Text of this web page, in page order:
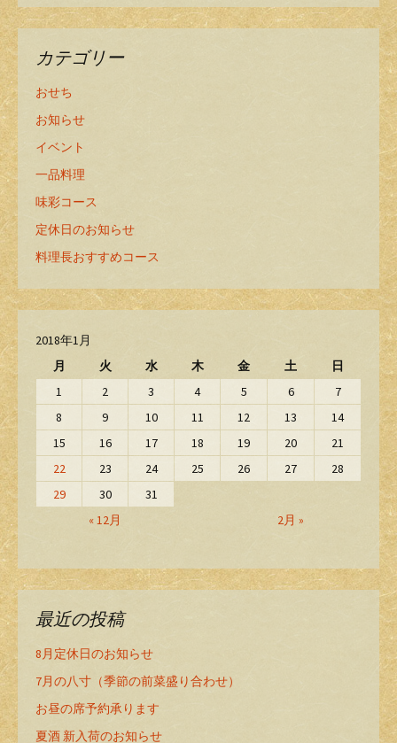
カテゴリー
おせち
お知らせ
イベント
一品料理
味彩コース
定休日のお知らせ
料理長おすすめコース
2018年1月
月
火 水 木 金 土 日
« 12月 2月 »
1 2 3 4 5 6
7
8
9 10 11 12 13
14
15
16 17 18 19 20
21
22
23 24 25 26 27
28
29
30 31
最近の投稿
8月定休日のお知らせ
7月の八寸（季節の前菜盛り合わせ）
お昼の席予約承ります
夏酒 新入荷のお知らせ